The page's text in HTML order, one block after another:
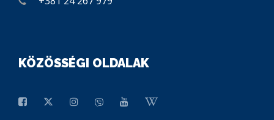
KÖZÖSSÉGI OLDALAK